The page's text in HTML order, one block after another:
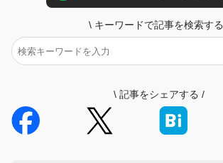
\ キーワードで記事を検索する
\ 記事をシェアする /